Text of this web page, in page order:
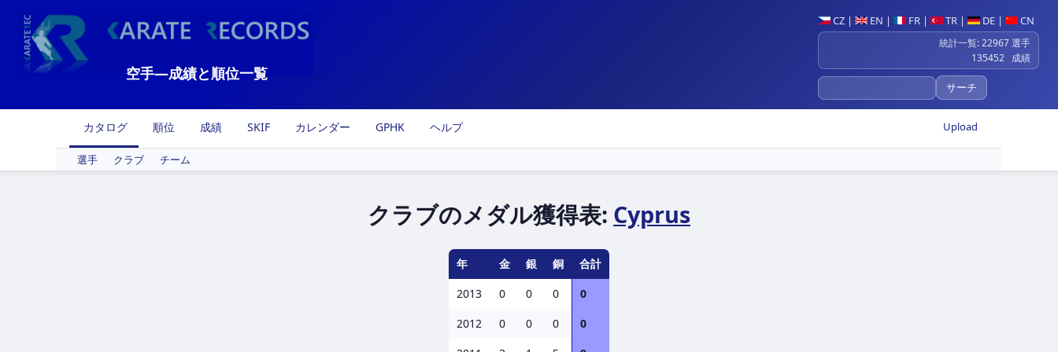
CZ | EN | FR | TR | DE | CN
統計一覧: 22967 選手
135452 成績
空手―成績と順位一覧
Upload
カタログ 順位 成績 SKIF カレンダー GPHK ヘルプ
選手 クラブ チーム
クラブのメダル獲得表: Cyprus
年 金 銀 銅
合計
2013
0 0 0
0
2012
0 0 0
0